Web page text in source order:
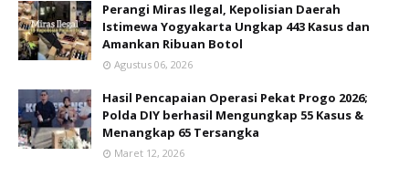
Perangi Miras Ilegal, Kepolisian Daerah
Istimewa Yogyakarta Ungkap 443 Kasus dan
Amankan Ribuan Botol
Agustus 06, 2026
Hasil Pencapaian Operasi Pekat Progo 2026;
Polda DIY berhasil Mengungkap 55 Kasus &
Menangkap 65 Tersangka
Maret 12, 2026